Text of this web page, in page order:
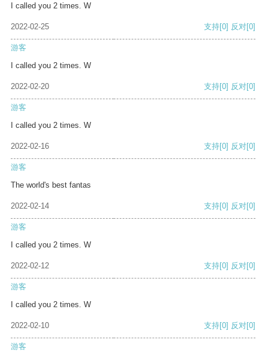
I called you 2 times. W
2022-02-25 支持[0] 反对[0]
游客
I called you 2 times. W
2022-02-20 支持[0] 反对[0]
游客
I called you 2 times. W
2022-02-16 支持[0] 反对[0]
游客
The world's best fantas
2022-02-14 支持[0] 反对[0]
游客
I called you 2 times. W
2022-02-12 支持[0] 反对[0]
游客
I called you 2 times. W
2022-02-10 支持[0] 反对[0]
游客